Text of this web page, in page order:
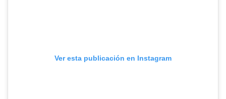
Ver esta publicación en Instagram